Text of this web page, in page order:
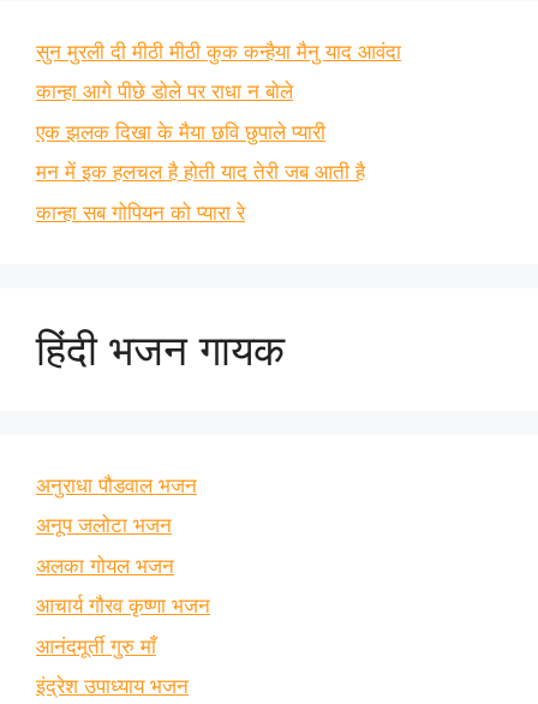
सुन मुरली दी मीठी मीठी कुक कन्हैया मैनु याद आवंदा
कान्हा आगे पीछे डोले पर राधा न बोले
एक झलक दिखा के मैया छवि छुपाले प्यारी
मन में इक हलचल है होती याद तेरी जब आती है
कान्हा सब गोपियन को प्यारा रे
हिंदी भजन गायक
अनुराधा पौडवाल भजन
अनूप जलोटा भजन
अलका गोयल भजन
आचार्य गौरव कृष्णा भजन
आनंदमूर्ती गुरु माँ
इंद्रेश उपाध्याय भजन